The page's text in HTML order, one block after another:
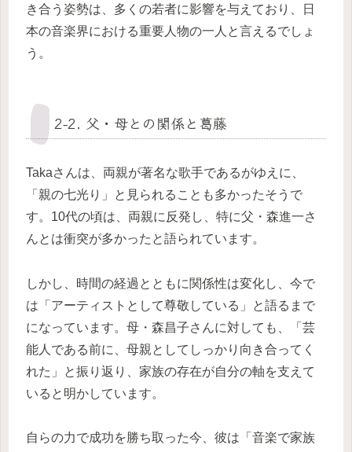
き合う姿勢は、多くの若者に影響を与えており、日
本の音楽界における重要人物の一人と言えるでしょ
う。
2-2. 父・母との関係と葛藤
Takaさんは、両親が著名な歌手であるがゆえに、
「親の七光り」と見られることも多かったそうで
す。10代の頃は、両親に反発し、特に父・森進一さ
んとは衝突が多かったと語られています。
しかし、時間の経過とともに関係性は変化し、今で
は「アーティストとして尊敬している」と語るまで
になっています。母・森昌子さんに対しても、「芸
能人である前に、母親としてしっかり向き合ってく
れた」と振り返り、家族の存在が自分の軸を支えて
いると明かしています。
自らの力で成功を勝ち取った今、彼は「音楽で家族